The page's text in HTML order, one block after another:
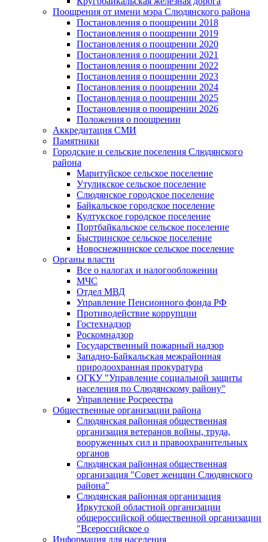
Поощрения от имени мэра Слюдянского района
Постановления о поощрении 2018
Постановления о поощрении 2019
Постановления о поощрении 2020
Постановления о поощрении 2021
Постановления о поощрении 2022
Постановления о поощрении 2023
Постановления о поощрении 2024
Постановления о поощрении 2025
Постановления о поощрении 2026
Положения о поощрении
Аккредитация СМИ
Памятники
Городские и сельские поселения Слюдянского
района
Маритуйское сельское поселение
Утуликское сельское поселение
Слюдянское городское поселение
Байкальское городское поселение
Култукское городское поселение
Портбайкальское сельское поселение
Быстринское сельское поселение
Новоснежнинское сельское поселение
Органы власти
Все о налогах и налогообложении
МЧС
Отдел МВД
Управление Пенсионного фонда РФ
Противодействие коррупции
Гостехнадзор
Роскомнадзор
Государственный пожарный надзор
Западно-Байкальская межрайонная
природоохранная прокуратура
ОГКУ "Управление социальной защиты
населения по Слюдянскому району"
Управление Росреестра
Общественные организации района
Слюдянская районная общественная
организация ветеранов войны, труда,
вооруженных сил и правоохранительных
органов
Слюдянская районная общественная
организация "Совет женщин Слюдянского
района"
Слюдянская районная организация
Иркутской областной организации
общероссийской общественной организации
"Всероссийское о
Информация для населения